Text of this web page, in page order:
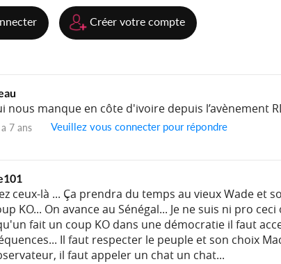
Créer votre compte
nous manque en côte d'ivoire depuis l’avènement
a 7 ans Veuillez vous connecter pour répondre
ceux-là ... Ça prendra du temps au vieux Wade et
KO... On avance au Sénégal... Je ne suis ni pro
fait un coup KO dans une démocratie il faut
Il faut respecter le peuple et son choix
il faut appeler un chat un chat...